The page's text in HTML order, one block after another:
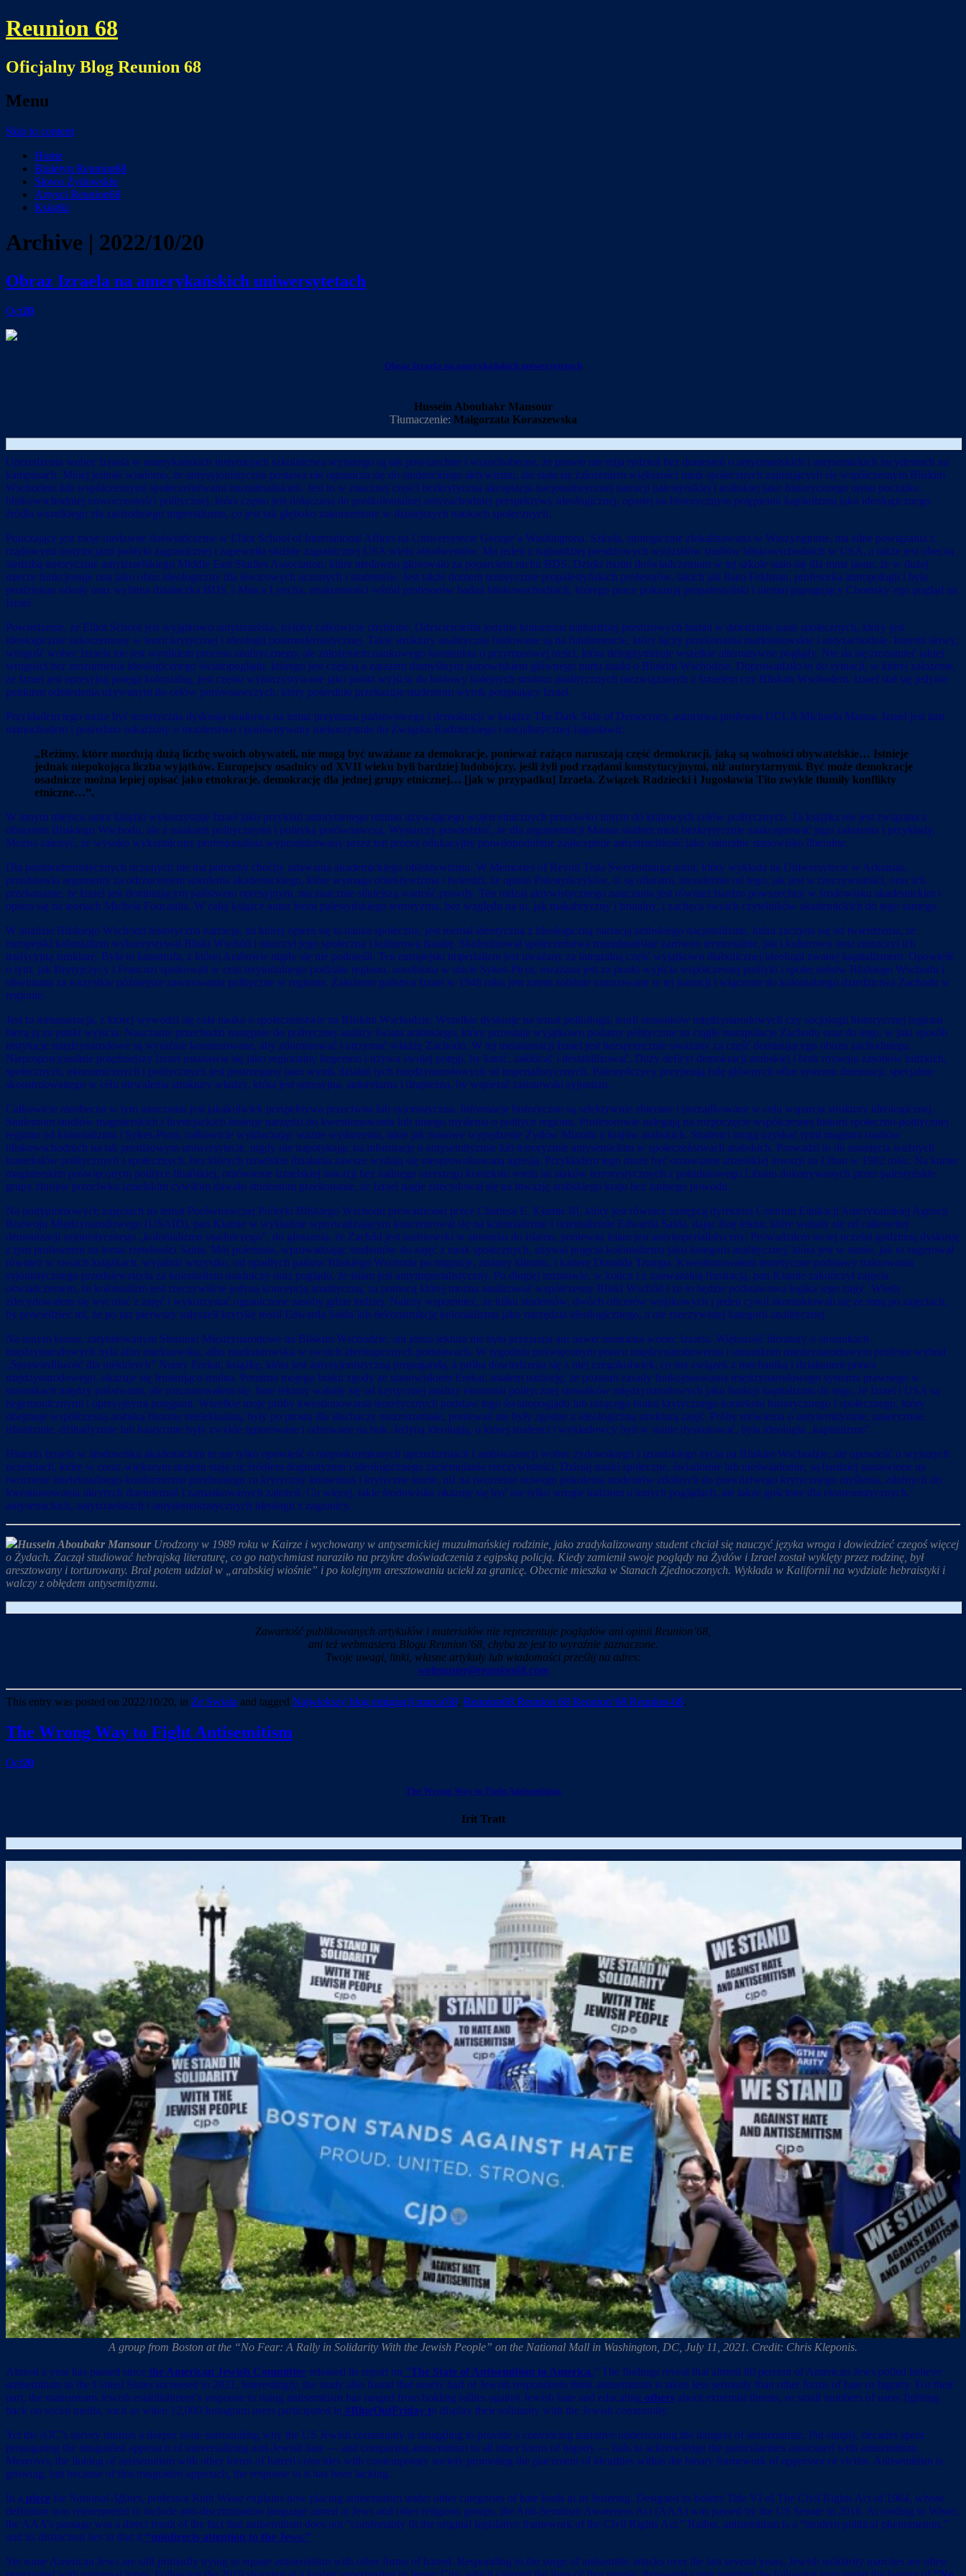
Reunion 68
Oficjalny Blog Reunion 68
Menu
Skip to content
Home
Biuletyn Reunion68
Słowo Żydowskie
Artysci Reunion68
Książki
Archive | 2022/10/20
Obraz Izraela na amerykańskich uniwersytetach
Oct20
Obraz Izraela na amerykańskich uniwersytetach
Hussein Aboubakr Mansour
Tłumaczenie: Małgorzata Koraszewska
Uprzedzenia wobec Izraela w amerykańskich instytucjach szkolnictwa wyższego są tak powszechne i wszechobecne, że prawie nie mija tydzień bez doniesień o antyizraelskich i antysemickich incydentach na
kampusach. Mniej jednak wiadomo, że antysyjonistyczna postawa nie ogranicza się do studenckiego aktywizmu, ale stała się założeniem większości nauk społecznych zajmujących się współczesnym Bliskim
Wschodem lub współczesnymi społeczeństwami muzułmańskimi. Jest to w znacznej części bezkrytyczna akceptacja nacjonalistycznej narracji palestyńskiej i arabskiej jako historycznego opisu początku
bliskowschodniej nowoczesności politycznej, która często jest dołączana do postkolonialnej antyzachodniej perspektywy ideologicznej, opartej na historycznym potępieniu kapitalizmu jako ideologicznego
źródła wszelkiego zła zachodniego imperializmu, co jest tak głęboko zakorzenione w dzisiejszych naukach społecznych.
Pouczające jest moje niedawne doświadczenie w Elliot School of International Affairs na Uniwersytecie George’a Washingtona. Szkoła, strategicznie zlokalizowana w Waszyngtonie, ma silne powiązania z
rządowymi instytucjami polityki zagranicznej i zapewniła służbie zagranicznej USA wielu absolwentów. Ma jeden z najbardziej prestiżowych wydziałów studiów bliskowschodnich w USA, a także jest obecną
siedzibą notorycznie antyizraelskiego Middle East Studies Association, które niedawno głosowało za poparciem ruchu BDS. Dzięki moim doświadczeniom w tej szkole stało się dla mnie jasne, że w dużej
mierze funkcjonuje ona jako obóz ideologiczny dla lewicowych uczonych i studentów. Jest także domem notorycznie propalestyńskich profesorów, takich jak Ilana Feldman, profesorka antropologii i była
prodziekan szkoły oraz wybitna działaczka BDS, i Marca Lyncha, znakomitości wśród profesorów badań bliskowschodnich, którego prace pokazują propalestyński i niemal papugujący Chomsky’ego pogląd na
Izrael.
Powiedzenie, że Elliot School jest wyjątkowo antyizraelska, byłoby całkowicie chybione. Odzwierciedla jedynie konsensus najbardziej prestiżowych badań w dziedzinie nauk społecznych, który jest
ideologicznie zakorzeniony w teorii krytycznej i ideologii postmodernistycznej. Takie struktury analityczne budowane są na fundamencie, który łączy przekonania marksistowskie i antyzachodnie. Innymi słowy,
wrogość wobec Izraela nie jest wynikiem procesu analitycznego, ale założeniem naukowego konstruktu o przymusowej treści, która delegitymizuje wszelkie alternatywne poglądy. Nie da się zrozumieć takiej
wrogości bez zrozumienia ideologicznego światopoglądu, którego jest częścią a zarazem domyślnym stanowiskiem głównego nurtu nauki o Bliskim Wschodzie. Doprowadziło to do sytuacji, w której założenie,
że Izrael jest opresyjną potęgą kolonialną, jest często wykorzystywane jako punkt wyjścia do budowy kolejnych struktur analitycznych niezwiązanych z Izraelem czy Bliskim Wschodem. Izrael stał się jedynie
punktem odniesienia używanym do celów porównawczych, który pośrednio przekazuje studentom wyrok potępiający Izrael.
Przykładem tego może być teoretyczna dyskusja naukowa na temat przymusu państwowego i demokracji w książce The Dark Side of Democracy, autorstwa profesora UCLA Michaela Manna. Izrael jest tam
mimochodem i pośrednio oskarżony o morderstwo i porównywany niekorzystnie do Związku Radzieckiego i socjalistycznej Jugosławii:
„Reżimy, które mordują dużą liczbę swoich obywateli, nie mogą być uważane za demokracje, ponieważ rażąco naruszają część demokracji, jaką są wolności obywatelskie… Istnieje
jednak niepokojąca liczba wyjątków. Europejscy osadnicy od XVII wieku byli bardziej ludobójczy, jeśli żyli pod rządami konstytucyjnymi, niż autorytarnymi. Być może demokracje
osadnicze można lepiej opisać jako etnokracje, demokrację dla jednej grupy etnicznej… [jak w przypadku] Izraela. Związek Radziecki i Jugosławia Tito zwykle tłumiły konflikty
etniczne…”.
W innym miejscu autor książki wykorzystuje Izrael jako przykład autorytarnego reżimu używającego wojen etnicznych przeciwko innym do krajowych celów politycznych. Ta książka nie jest związana z
obszarem Bliskiego Wschodu, ale z naukami politycznymi i polityką porównawczą. Wystarczy powiedzieć, że dla argumentacji Manna student musi bezkrytycznie zaakceptować jego założenia i przykłady.
Można założyć, że wysoko wykształcony profesjonalista wyprodukowany przez ten proces edukacyjny prawdopodobnie zaakceptuje antyizraelskość jako naturalne stanowisko liberalne.
Dla postmodernistycznych uczonych nie ma potrzeby choćby udawania akademickiego obiektywizmu. W Memories of Revolt Teda Swedenburga autor, który wykłada na Uniwersytecie w Arkansas,
przedstawia argumenty za odrzuceniem szkolenia akademickiego, które wymaga obiektywizmu i twierdzi, że opinia Palestyńczyków, iż są ofiarami, niezależnie od tego, jak jest w rzeczywistości, oraz ich
przekonanie, że Izrael jest dominującym państwem opresyjnym, ma znacznie silniejszą wartość prawdy. Ten rodzaj aktywistycznego nauczania jest również bardzo powszechny w środowisku akademickim i
opiera się na teoriach Michela Foucaulta. W całej książce autor broni palestyńskiego terroryzmu, bez względu na to, jak makabryczny i brutalny, i zachęca swoich czytelników akademickich do tego samego.
W analizie Bliskiego Wschodu historyczna narracja, na której opiera się ta nauka społeczna, jest niemal identyczna z ideologiczną narracją arabskiego nacjonalizmu, która zaczyna się od twierdzenia, że
europejski kolonializm wykorzystywał Bliski Wschód i niszczył jego społeczną i kulturową tkankę. Skolonizował społeczeństwa muzułmańskie zarówno terytorialnie, jak i kulturowo oraz zniszczył ich
tradycyjną strukturę. Była to katastrofa, z której Arabowie nigdy się nie podnieśli. Ten europejski imperializm jest uważany za integralną część wyjątkowo diabolicznej ideologii zwanej kapitalizmem. Opowieść
o tym, jak Brytyjczycy i Francuzi spiskowali w celu terytorialnego podziału regionu, uosobiona w micie Sykes-Picot, uważana jest za punkt wyjścia współczesnej polityki i społeczeństw Bliskiego Wschodu i
obwiniana za wszystkie późniejsze zawirowania polityczne w regionie. Założenie państwa Izrael w 1948 roku jest zatem solidnie umocowane w tej narracji i włączone do kolonialnego dziedzictwa Zachodu w
regionie.
Jest to metanarracja, z której wywodzi się cała nauka o społeczeństwie na Bliskim Wschodzie. Wszelkie dyskusje na temat politologii, teorii stosunków międzynarodowych czy socjologii historycznej regionu
biorą ją za punkt wyjścia. Nauczanie przechodzi następnie do politycznej analizy świata arabskiego, który pozostaje wyjątkowo podatny politycznie na ciągłe manipulacje Zachodu oraz do tego, w jaki sposób
instytucje międzynarodowe są wyraźnie konstruowane, aby zdominować i utrzymać władzę Zachodu. W tej metanarracji Izrael jest bezsprzecznie uważany za część dominującego obozu zachodniego.
Nieproporcjonalnie potężniejszy Izrael ustanawia się jako regionalny hegemon i używa swojej potęgi, by karać, zakłócać i destabilizować. Duży deficyt demokracji arabskiej i brak rozwoju zasobów ludzkich,
społecznych, ekonomicznych i politycznych jest postrzegany jako wynik działań tych międzynarodowych sił imperialistycznych. Palestyńczycy przyjmują rolę głównych ofiar systemu dominacji, specjalnie
skonstruowanego w celu utrwalenia struktury władzy, która jest opresyjna, autorytarna i drapieżna, by wspierać rasistowski syjonizm.
Całkowicie nieobecna w tym nauczaniu jest jakakolwiek perspektywa przeciwna lub syjonistyczna. Informacje historyczne są selektywnie zbierane i porządkowane w celu wsparcia struktury ideologicznej.
Studentom studiów magisterskich i licencjackich brakuje narzędzi do kwestionowania lub innego myślenia o polityce regionu. Profesorowie nalegają na rozpoczęcie współczesnej historii społeczno-politycznej
regionu od kolonializmu i Sykes-Picot, całkowicie wykluczając ważne wydarzenia, takie jak masowe wypędzenie Żydów Mizrahi z krajów arabskich. Studenci mogą uzyskać tytuł magistra studiów
bliskowschodnich na tak prestiżowym uniwersytecie, nigdy nie napotykając na informacje o antysemityzmie lub terroryzmie antysemickim w społeczeństwach arabskich. Prowadzi to do usunięcia ważnych
kontekstów politycznych i społecznych, bez których izraelskie działania zawsze wydają się niesprowokowaną agresją. Przykładem tego może być omawianie izraelskiej inwazji na Liban w 1982 roku. Na kursie
magisterskim poświęconym polityce libańskiej, omówienie izraelskiej inwazji bez żadnego szerszego kontekstu wielu lat ataków terrorystycznych z południowego Libanu dokonywanych przez palestyńskie
grupy zbrojne przeciwko izraelskim cywilom dawało studentom przekonanie, że Izrael nagle zdecydował się na inwazję arabskiego kraju bez żadnego powodu.
Na podyplomowych zajęciach na temat Porównawczej Polityki Bliskiego Wschodu prowadzonej przez Charlesa E. Kiamie III, który jest również zastępcą dyrektora Centrum Edukacji Amerykańskiej Agencji
Rozwoju Międzynarodowego (USAID), pan Kiamie w wykładzie wprowadzającym koncentrował się na kolonializmie i orientalizmie Edwarda Saida, dając listę lektur, które wahały się od całkowitej
demonizacji syjonistycznego „kolonializmu osadniczego”, do głoszenia, że Zachód jest rasistowski w stosunku do islamu, ponieważ islam jest antyimperialistyczny. Prowadziłem na tej uczelni godzinną dyskusję
z tym profesorem na temat rzetelności Saida. Mój polemista, wprowadzając studentów do zajęć z nauk społecznych, używał pojęcia kolonializmu jako kategorii analitycznej, która jest w stanie, jak to sugerował
również w swoich książkach, wyjaśnić wszystko, od upadłych państw Bliskiego Wschodu po migracje, zmiany klimatu, i karierę Donalda Trumpa. Kwestionowałem teoretyczne podstawy traktowania
syjonistycznego przedsięwzięcia za kolonializm osadniczy oraz poglądu, że islam jest antyimperialistyczny. Po długiej rozmowie, w końcu i z zauważalną frustracją, pan Kiamie zakończył zajęcia
oświadczeniem, że kolonializm jest rzeczywiście jedyną koncepcją analityczną, za pomocą której można analizować współczesny Bliski Wschód i że to będzie podstawowa logika jego zajęć. Wtedy
zdecydowałem się wycofać z zajęć i wykorzystać ograniczone zasoby gdzie indziej. Należy wspomnieć, że kilku studentów, dwóch oficerów wojskowych i jeden cywil skontaktowali się ze mną po zajęciach,
by powiedzieć mi, że po raz pierwszy usłyszeli krytykę teorii Edwarda Saida lub dekonstrukcję kolonializmu jako narzędzia ideologicznego, a nie rzeczywistej kategorii analitycznej.
Na innym kursie, zatytułowanym Stosunki Międzynarodowe na Bliskim Wschodzie, ani jedna lektura nie była przyjazna ani nawet neutralna wobec Izraela. Większość literatury o stosunkach
międzynarodowych była albo marksowska, albo marksistowska w swoich ideologicznych podstawach. W tygodniu poświęconym prawu międzynarodowemu i stosunkom międzynarodowym profesor wybrał
„Sprawiedliwość dla niektórych” Noury Erekat, książkę, która jest antysyjonistyczną propagandą, a próba dowiedzenia się z niej czegokolwiek, co ma związek z mechaniką i działaniem prawa
międzynarodowego, okazuje się frustrująco trudna. Pomimo mojego braku zgody ze stanowiskiem Erekat, miałem nadzieję, że poznam zasady funkcjonowania międzynarodowego systemu prawnego w
stosunkach między państwami, ale rozczarowałem się. Inne lektury wahały się od krytycznej analizy ekonomii politycznej stosunków międzynarodowych jako funkcji kapitalizmu do tego, że Izrael i USA są
hegemonicznymi i opresyjnymi potęgami. Wszelkie moje próby kwestionowania teoretycznych podstaw tego światopoglądu lub rażącego braku krytycznego kontekstu historycznego i społecznego, który
obejmuje współczesną arabską historię intelektualną, były po prostu dla słuchaczy niezrozumiałe, ponieważ nie były zgodne z ideologiczną strukturą zajęć. Próby mówienia o antysemityzmie, naseryzmie,
islamizmie, dżihadyzmie lub baatyzmie były zwykle ignorowane i odsuwane na bok. Jedyną ideologią, o której studenci i wykładowcy byli w stanie dyskutować, była ideologia „kapitalizmu”.
Historia Izraela w środowisku akademickim to nie tylko opowieść o nieposkromionych uprzedzeniach i ambiwalencji wobec żydowskiego i izraelskiego życia na Bliskim Wschodzie, ale opowieść o wyższych
uczelniach, które w coraz większym stopniu stają się źródłem dogmatyzmu i ideologicznego zaciemniania rzeczywistości. Dzisiaj nauki społeczne, świadomie lub nieświadomie, są bardziej nastawione na
tworzenie intelektualnego konformizmu przebranego za krytyczny konsensus i krytyczne teorie, niż na tworzenie nowego pokolenia studentów zdolnych do prawdziwego krytycznego myślenia, zdolnych do
kwestionowania ukrytych domniemań i zamaskowanych założeń. Co więcej, takie środowisko okazuje się być nie tylko wrogie ludziom o innych poglądach, ale także gościnne dla ekstremistycznych,
antysemickich, antyizraelskich i antydemokratycznych ideologii z zagranicy.
Hussein Aboubakr MansourUrodzony w 1989 roku w Kairze i wychowany w antysemickiej muzułmańskiej rodzinie, jako zradykalizowany student chciał się nauczyć języka wroga i dowiedzieć czegoś więcej
o Żydach. Zaczął studiować hebrajską literaturę, co go natychmiast naraziło na przykre doświadczenia z egipską policją. Kiedy zamienił swoje poglądy na Żydów i Izrael został wyklęty przez rodzinę, był
aresztowany i torturowany. Brał potem udział w „arabskiej wiośnie” i po kolejnym aresztowaniu uciekł za granicę. Obecnie mieszka w Stanach Zjednoczonych. Wykłada w Kalifornii na wydziale hebraistyki i
walczy z obłędem antysemityzmu.
Zawartość publikowanych artykułów i materiałów nie reprezentuje poglądów ani opinii Reunion’68,
ani też webmastera Blogu Reunion’68, chyba ze jest to wyraźnie zaznaczone.
Twoje uwagi, linki, własne artykuły lub wiadomości prześlij na adres:
webmaster@reunion68.com
This entry was posted on 2022/10/20, in Ze Swiata and tagged Najwiekszy blog emigracji marca'68, Reunion68 Reunion 68 Reunion’68 Reunion-68.
The Wrong Way to Fight Antisemitism
Oct20
The Wrong Way to Fight Antisemitism
Irit Tratt
A group from Boston at the “No Fear: A Rally in Solidarity With the Jewish People” on the National Mall in Washington, DC, July 11, 2021. Credit: Chris Kleponis.
Almost a year has passed since the American Jewish Committee released its report on “The State of Antisemitism in America.” The findings reveal that almost 80 percent of American Jews polled believe
antisemitism in the United States increased in 2021. Interestingly, the study also found that nearly half of Jewish respondents think antisemitism is taken less seriously than other forms of hate or bigotry. For their
part, the mainstream Jewish establishment’s response to rising antisemitism has ranged from holding rallies against Jewish hate and educating others about extremist threats, or small numbers of users fighting
back on social media, such as when 12,000 Instagram users participated in #BlueOutFriday to display their solidarity with the Jewish community.
Yet the AJC’s survey mirrors a deeper issue surrounding why the US Jewish community is struggling to provide a convincing narrative underscoring the dangers of antisemitism. Put simply, decades spent
propagating the misguided approach of universalizing anti-Jewish hate — and comparing antisemitism to all other forms of bigotry — fails to acknowledge the particularities associated with antisemitism.
Moreover, the linking of antisemitism with other forms of hatred coincides with contemporary society promoting the placement of identities within the binary framework of oppressor or victim. Antisemitism is
growing, but because of this misguided approach, the response to it has been lacking.
In a piece for National Affairs, professor Ruth Wisse explains how placing antisemitism under other categories of hate leads to its festering. Designed to bolster Title VI of The Civil Rights Act of 1964, whose
definition was reinterpreted to include anti-discrimination language aimed at Jews and other religious groups, the Anti-Semitism Awareness Act (AAA) was passed by the US Senate in 2016. According to Wisse,
the AAA’s passage was a direct result of the fact that antisemitism does not “comfortably fit the original legislative framework of the Civil Rights Act.” Rather, antisemitism is a “modern political phenomenon,”
and its distinction lies in that it “misdirects attention to the Jews.”
Yet some American Jews are still primarily trying to equate antisemitism with other forms of hatred. Responding to the surge of antisemitic attacks over the last several years, Jewish solidarity marches are often